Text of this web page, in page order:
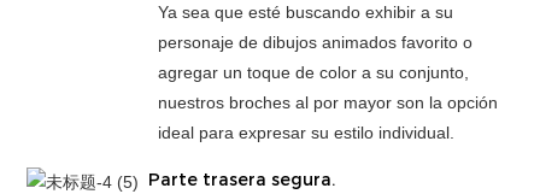
Ya sea que esté buscando exhibir a su
personaje de dibujos animados favorito o
agregar un toque de color a su conjunto,
nuestros broches al por mayor son la opción
ideal para expresar su estilo individual.
Parte trasera segura.